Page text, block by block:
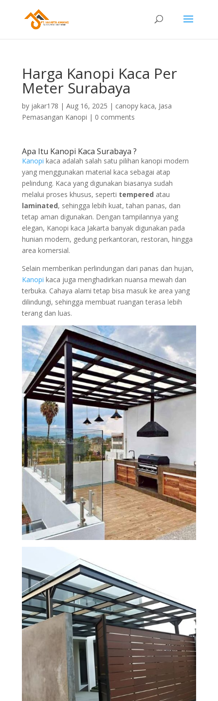
Harga Kanopi Kaca Per
Meter Surabaya
by jakar178 | Aug 16, 2025 | canopy kaca, Jasa
Pemasangan Kanopi | 0 comments
Apa Itu Kanopi Kaca Surabaya ?
Kanopi kaca adalah salah satu pilihan kanopi modern
yang menggunakan material kaca sebagai atap
pelindung. Kaca yang digunakan biasanya sudah
melalui proses khusus, seperti tempered atau
laminated, sehingga lebih kuat, tahan panas, dan
tetap aman digunakan. Dengan tampilannya yang
elegan, Kanopi kaca Jakarta banyak digunakan pada
hunian modern, gedung perkantoran, restoran, hingga
area komersial.
Selain memberikan perlindungan dari panas dan hujan,
Kanopi kaca juga menghadirkan nuansa mewah dan
terbuka. Cahaya alami tetap bisa masuk ke area yang
dilindungi, sehingga membuat ruangan terasa lebih
terang dan luas.